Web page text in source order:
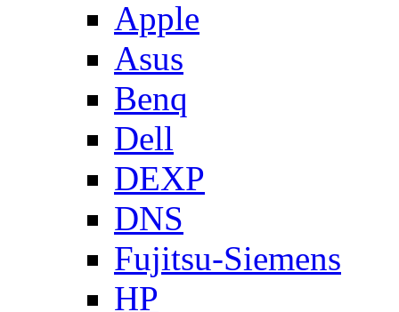
Apple
Asus
Benq
Dell
DEXP
DNS
Fujitsu-Siemens
HP